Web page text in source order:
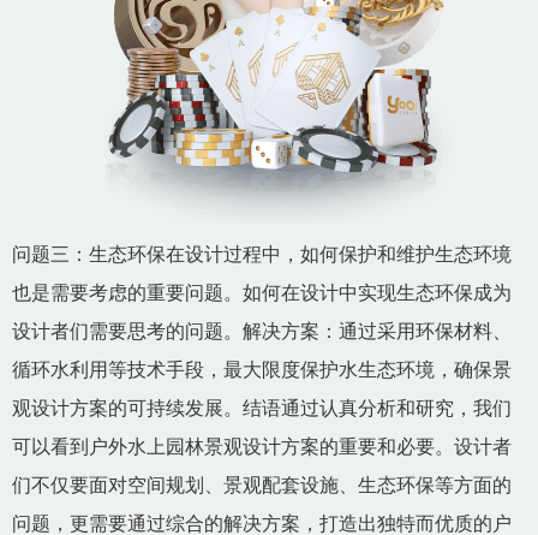
问题三：生态环保在设计过程中，如何保护和维护生态环境
也是需要考虑的重要问题。如何在设计中实现生态环保成为
设计者们需要思考的问题。解决方案：通过采用环保材料、
循环水利用等技术手段，最大限度保护水生态环境，确保景
观设计方案的可持续发展。结语通过认真分析和研究，我们
可以看到户外水上园林景观设计方案的重要和必要。设计者
们不仅要面对空间规划、景观配套设施、生态环保等方面的
问题，更需要通过综合的解决方案，打造出独特而优质的户